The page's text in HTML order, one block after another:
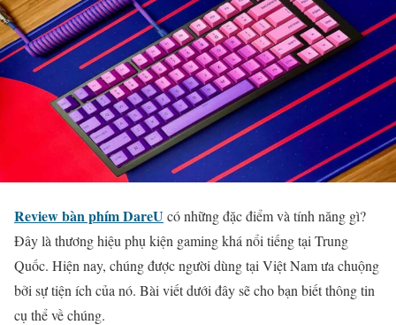
Review bàn phím DareUcó những đặc điểm và tính năng gì?
Đây là thương hiệu phụ kiện gaming khá nổi tiếng tại Trung
Quốc. Hiện nay, chúng được người dùng tại Việt Nam ưa chuộng
bởi sự tiện ích của nó. Bài viết dưới đây sẽ cho bạn biết thông tin
cụ thể về chúng.